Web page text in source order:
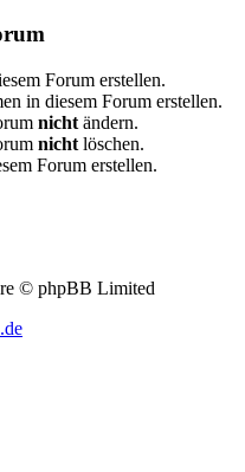
Forum erstellen.
in diesem Forum erstellen.
nicht ändern.
nicht löschen.
Forum erstellen.
© phpBB Limited